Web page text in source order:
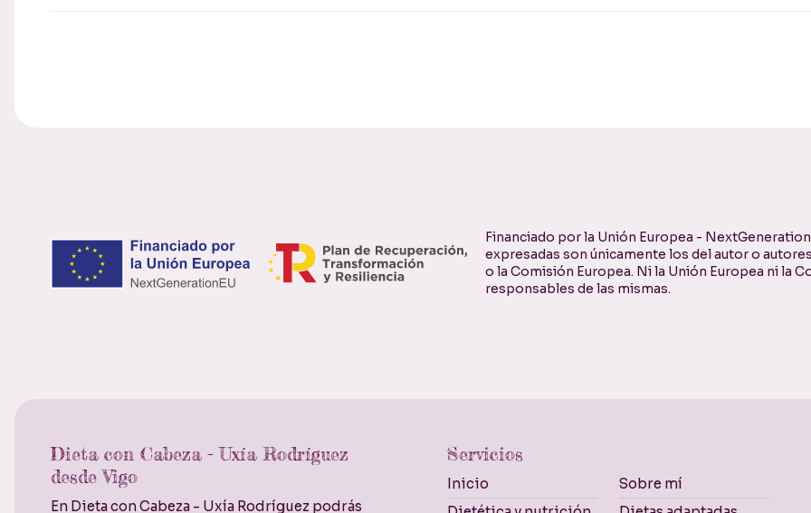
Financiado por la Unión Europea -
expresadas son únicamente los del autor o
o la Comisión Europea. Ni la Unión Europea ni la
responsables de las mismas.
Dieta con Cabeza - Uxía Rodríguez
desde Vigo
En Dieta con Cabeza - Uxía Rodríguez podrás
Servicios
Inicio
Sobre mí